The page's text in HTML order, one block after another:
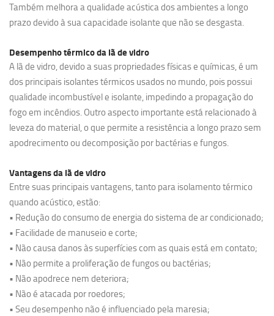
Também melhora a qualidade acústica dos ambientes a longo
prazo devido à sua capacidade isolante que não se desgasta.
Desempenho térmico da lã de vidro
A lã de vidro, devido a suas propriedades físicas e químicas, é um
dos principais isolantes térmicos usados no mundo, pois possui
qualidade incombustível e isolante, impedindo a propagação do
fogo em incêndios. Outro aspecto importante está relacionado à
leveza do material, o que permite a resistência a longo prazo sem
apodrecimento ou decomposição por bactérias e fungos.
Vantagens da lã de vidro
Entre suas principais vantagens, tanto para isolamento térmico
quando acústico, estão:
• Redução do consumo de energia do sistema de ar condicionado;
• Facilidade de manuseio e corte;
• Não causa danos às superfícies com as quais está em contato;
• Não permite a proliferação de fungos ou bactérias;
• Não apodrece nem deteriora;
• Não é atacada por roedores;
• Seu desempenho não é influenciado pela maresia;